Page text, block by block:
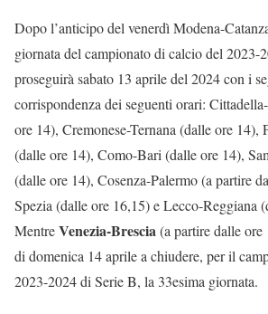
Dopo l’anticipo del venerdì Modena-
giornata del campionato di calcio del 2023-
proseguirà sabato 13 aprile del 2024 con i
corrispondenza dei seguenti orari:
ore 14), Cremonese-Ternana (dalle ore 14),
(dalle ore 14), Como-Bari (dalle ore 14),
(dalle ore 14), Cosenza-Palermo (a partire
Spezia (dalle ore 16,15) e Lecco-Reggiana
MentreVenezia-Brescia(a partire dalle
di domenica 14 aprile a chiudere, per il
2023-2024 di Serie B, la 33esima giornata.